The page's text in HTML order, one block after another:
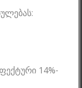
14%-